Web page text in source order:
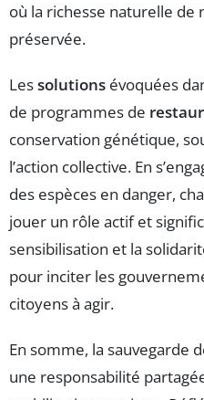
où la richesse naturelle de
préservée.
Lessolutions évoquées
de programmes de
conservation génétique,
l’action collective. En
des espèces en danger,
jouer un rôle actif et
sensibilisation et la
pour inciter les
citoyens à agir.
En somme, la sauvegarde
une responsabilité